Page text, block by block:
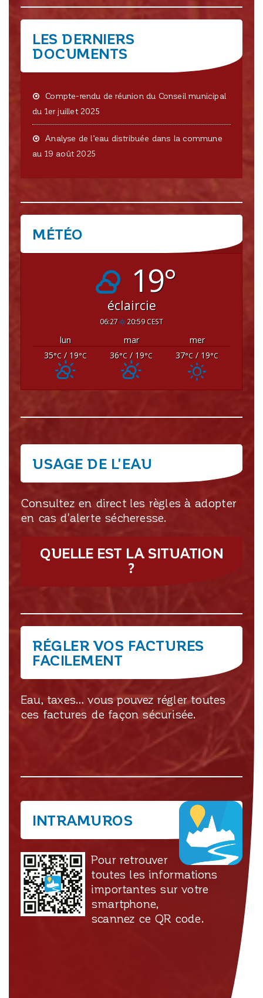
LES DERNIERS
DOCUMENTS
Compte-rendu de réunion du Conseil municipal
du 1er juillet 2025
Analyse de l’eau distribuée dans la commune
au 19 août 2025
MÉTÉO
19°
éclaircie
06:27 20:59 CEST
lun mar
mer
35°C / 19°C 36°C / 19°C 37°C / 19°C
USAGE DE L'EAU
Consultez en direct les règles à adopter
en cas d'alerte sécheresse.
QUELLE EST LA SITUATION
?
RÉGLER VOS FACTURES
FACILEMENT
Eau, taxes… vous pouvez régler toutes
ces factures de façon sécurisée.
INTRAMUROS
Pour retrouver
toutes les informations
importantes sur votre
smartphone,
scannez ce QR code.